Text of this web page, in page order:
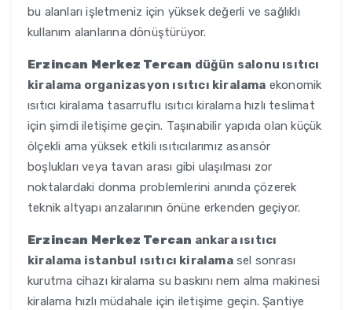
bu alanları işletmeniz için yüksek değerli ve sağlıklı
kullanım alanlarına dönüştürüyor.
Erzincan Merkez Tercan düğün salonu ısıtıcı
kiralama organizasyon ısıtıcı kiralama ekonomik
ısıtıcı kiralama tasarruflu ısıtıcı kiralama hızlı teslimat
için şimdi iletişime geçin. Taşınabilir yapıda olan küçük
ölçekli ama yüksek etkili ısıtıcılarımız asansör
boşlukları veya tavan arası gibi ulaşılması zor
noktalardaki donma problemlerini anında çözerek
teknik altyapı arızalarının önüne erkenden geçiyor.
Erzincan Merkez Tercan ankara ısıtıcı
kiralama istanbul ısıtıcı kiralamasel sonrası
kurutma cihazı kiralama su baskını nem alma makinesi
kiralama hızlı müdahale için iletişime geçin. Şantiye